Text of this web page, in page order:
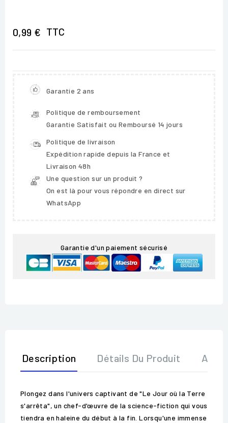
0,99 € TTC
Garantie 2 ans
Politique de remboursement
Garantie Satisfait ou Remboursé 14 jours
Politique de livraison
Expédition rapide depuis la France et
Livraison 48h
Une question sur un produit ?
On est là pour vous répondre en direct sur
WhatsApp
Garantie d'un paiement sécurisé
Description Détails Du Produit Avis
Plongez dans l'univers captivant de "Le Jour où la Terre
s'arrêta", un chef-d'œuvre de la science-fiction qui vous
tiendra en haleine du début à la fin. Lorsqu'une immense